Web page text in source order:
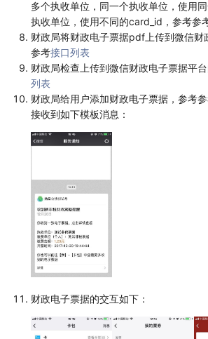
多个执收单位，同一个执收单位，使用
执收单位，使用不同的card_id，参考参
财政局将财政电子票据pdf上传到微信财
参考接口列表
财政局检查上传到微信财政电子票据平
列表
财政局给用户添加财政电子票据，参考
接收到如下模板消息：
财政电子票据的交互如下：